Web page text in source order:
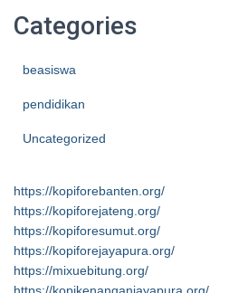
Categories
beasiswa
pendidikan
Uncategorized
https://kopiforebanten.org/
https://kopiforejateng.org/
https://kopiforesumut.org/
https://kopiforejayapura.org/
https://mixuebitung.org/